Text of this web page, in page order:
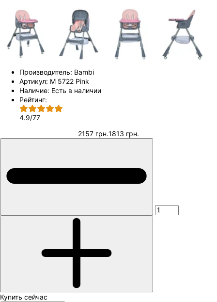
Производитель: Bambi
Артикул: M 5722 Pink
Наличие: Есть в наличии
Рейтинг:
4.9/77
2157 грн.1813 грн.